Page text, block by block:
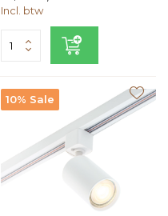
Incl. btw
10% Sale